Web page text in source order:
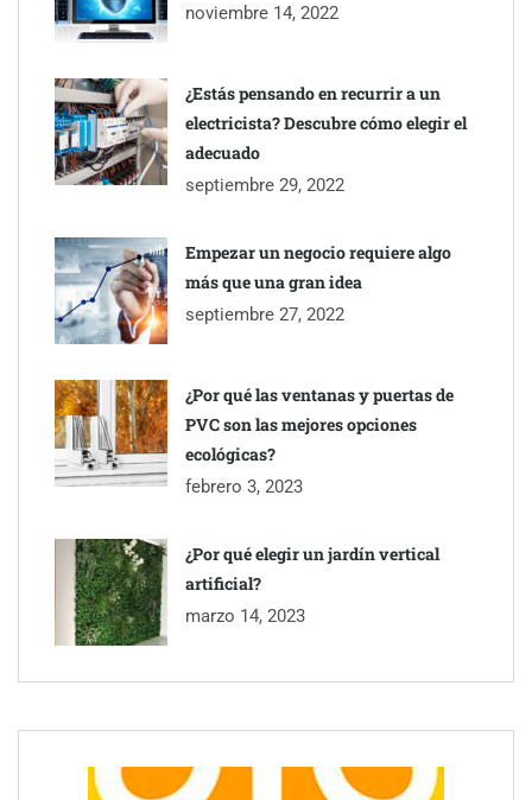
noviembre 14, 2022
¿Estás pensando en recurrir a un
electricista? Descubre cómo elegir el
adecuado
septiembre 29, 2022
Empezar un negocio requiere algo
más que una gran idea
septiembre 27, 2022
¿Por qué las ventanas y puertas de
PVC son las mejores opciones
ecológicas?
febrero 3, 2023
¿Por qué elegir un jardín vertical
artificial?
marzo 14, 2023